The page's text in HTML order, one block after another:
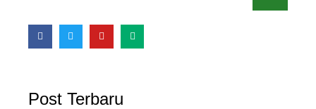
Post Terbaru